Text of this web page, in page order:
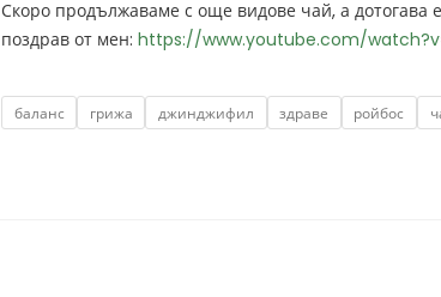
Скоро продължаваме с още видове чай, а дотогава
поздрав от мен: https://www.youtube.com/
Tags
баланс грижа джинджифил здраве ройбос